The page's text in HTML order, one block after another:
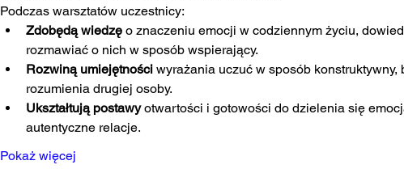
Podczas warsztatów uczestnicy:
Zdobędą wiedzę o znaczeniu emocji w codziennym życiu,
rozmawiać o nich w sposób wspierający.
Rozwiną umiejętności wyrażania uczuć w sposób konstruktywny,
rozumienia drugiej osoby.
Ukształtują postawy otwartości i gotowości do dzielenia się
autentyczne relacje.
Pokaż więcej